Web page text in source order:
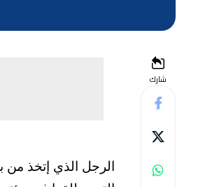
شارك
الرجل الذي إتخذ من